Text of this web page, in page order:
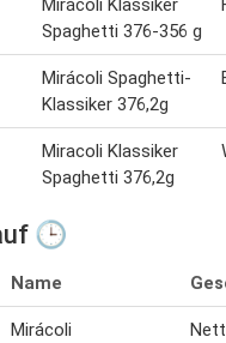
Spaghetti 376-356 g
Mirácoli Spaghetti-
Klassiker 376,2g
Miracoli Klassiker
Spaghetti 376,2g
🕒
Name
Mirácoli